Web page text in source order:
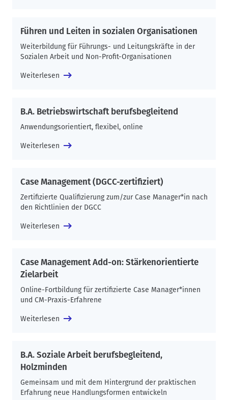
Führen und Leiten in sozialen Organisationen
Weiterbildung für Führungs- und Leitungskräfte in der
Sozialen Arbeit und Non-Profit-Organisationen
Weiterlesen
B.A. Betriebswirtschaft berufsbegleitend
Anwendungsorientiert, flexibel, online
Weiterlesen
Case Management (DGCC-zertifiziert)
Zertifizierte Qualifizierung zum/zur Case Manager*in nach
den Richtlinien der DGCC
Weiterlesen
Case Management Add-on: Stärkenorientierte
Zielarbeit
Online-Fortbildung für zertifizierte Case Manager*innen
und CM-Praxis-Erfahrene
Weiterlesen
B.A. Soziale Arbeit berufsbegleitend,
Holzminden
Gemeinsam und mit dem Hintergrund der praktischen
Erfahrung neue Handlungsformen entwickeln